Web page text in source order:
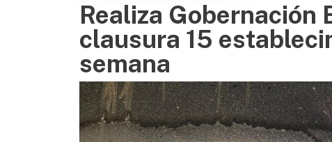
Realiza
clausura 15
semana